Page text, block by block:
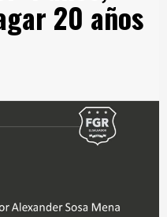
20 años